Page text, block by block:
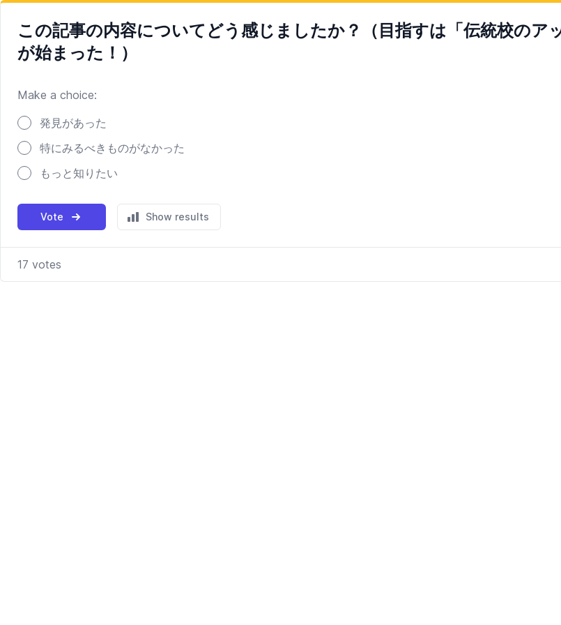
この記事の内容についてどう感じましたか？（目指すは「伝統校の
が始まった！）
Make a choice:
発見があった
特にみるべきものがなかった
もっと知りたい
Vote Show results
17 votes